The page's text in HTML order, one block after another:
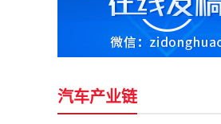
汽车产业链